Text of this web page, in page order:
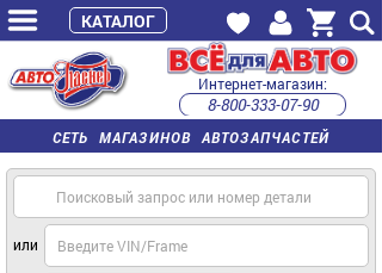
СЕТЬ МАГАЗИНОВ АВТОЗАПЧАСТЕЙ
Интернет-магазин:
8-800-333-07-90
часы работы с 9:00 до 22:00 (пн-пт)
или
КАТАЛОГ